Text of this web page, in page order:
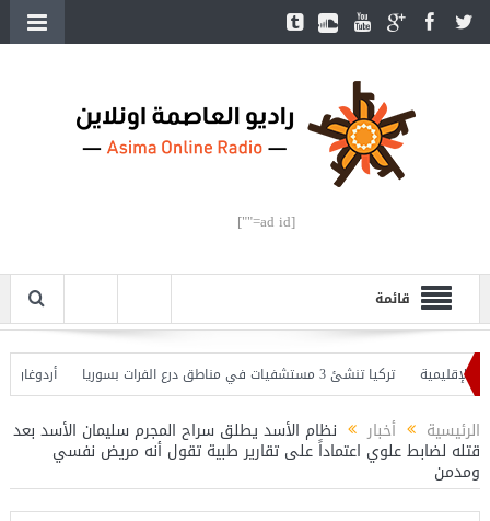
[ad id=""]
قائمة
تركيا تنشئ 3 مستشفيات في مناطق درع الفرات بسوريا
أردوغان
الرئيسية أخبار ‏نظام الأسد يطلق سراح المجرم سليمان الأسد بعد
قتله لضابط علوي اعتماداً على تقارير طبية تقول أنه مريض نفسي
ومدمن